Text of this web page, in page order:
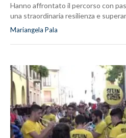
Hanno affrontato il percorso con
una straordinaria resilienza e
Mariangela Pala